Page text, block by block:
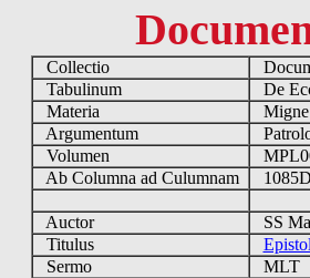
Collectio
Tabulinum
De
Materia
Argumentum
Volumen
Ab Columna ad Culumnam
Auctor
SS
Titulus
Sermo
MLT